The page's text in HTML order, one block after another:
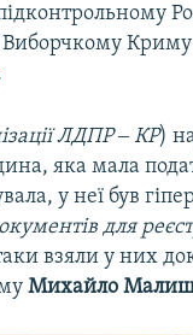
Криму
ЛДПР ‒ КР)
яка мала
у неї був
для
взяли у них
Михайло